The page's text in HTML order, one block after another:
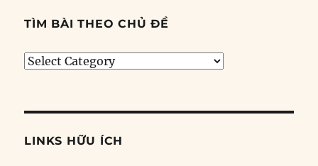
TÌM BÀI THEO CHỦ ĐỀ
Tìm
đề
LINKS HỮU ÍCH